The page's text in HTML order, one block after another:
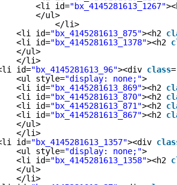
<li id="bx_4145281613_1267"
</ul>
</li>
<li id="bx_4145281613_875"><h2
<li id="bx_4145281613_1378"><h2
</ul>
</li>
id="bx_4145281613_96"><div class=
<ul style="display: none;">
<li id="bx_4145281613_869"><h2
<li id="bx_4145281613_870"><h2
<li id="bx_4145281613_871"><h2
<li id="bx_4145281613_867"><h2
</ul>
</li>
id="bx_4145281613_1357"><div
<ul style="display: none;">
<li id="bx_4145281613_1358"><h2
</ul>
</li>